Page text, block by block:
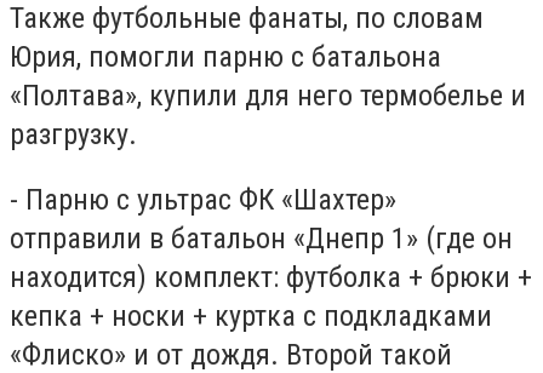
Также футбольные фанаты, по словам
Юрия, помогли парню с батальона
«Полтава», купили для него термобелье и
разгрузку.
- Парню с ультрас ФК «Шахтер»
отправили в батальон «Днепр 1» (где он
находится) комплект: футболка + брюки +
кепка + носки + куртка с подкладками
«Флиско» и от дождя. Второй такой